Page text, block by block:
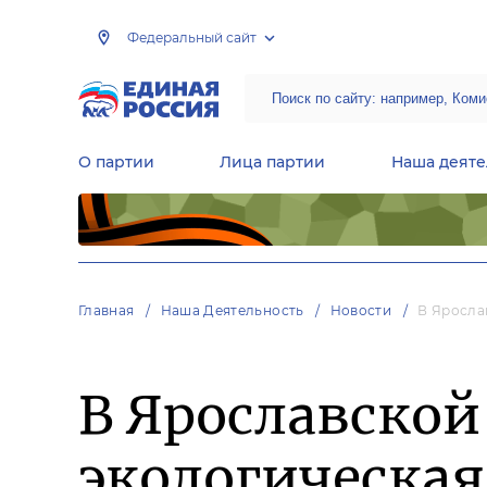
Федеральный сайт
О партии Лица партии Наша
Главная Наша Деятельность Новости В
В